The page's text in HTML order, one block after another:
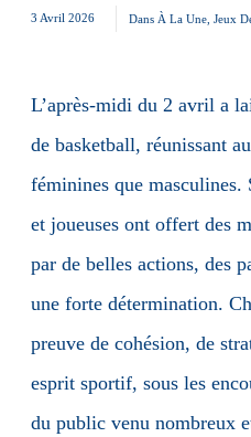
3 Avril 2026 Dans À La Une Jeux
L’après-midi du 2 avril a
de basketball, réunissant
féminines que
et joueuses ont offert des
par de belles actions, des
une forte détermination.
preuve de cohésion, de
esprit sportif, sous les
du public venu nombreux